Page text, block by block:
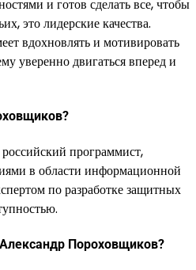
и готов сделать все, чтобы
это лидерские качества.
вдохновлять и мотивировать
уверенно двигаться вперед и
программист,
в области информационной
по разработке защитных
Пороховщиков?